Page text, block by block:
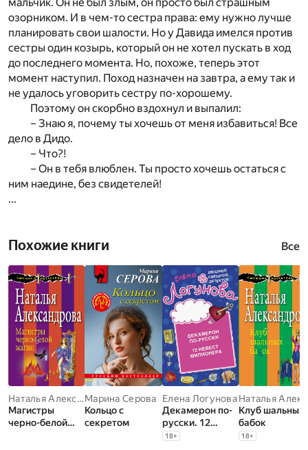
озорником. И в чем-то сестра права: ему нужно лучше
планировать свои шалости. Но у Давида имелся против
сестры один козырь, который он не хотел пускать в ход
до последнего момента. Но, похоже, теперь этот
момент наступил. Поход назначен на завтра, а ему так и
не удалось уговорить сестру по-хорошему.
Поэтому он скорбно вздохнул и выпалил:
– Знаю я, почему ты хочешь от меня избавиться! Все
дело в Дидо.
– Что?!
– Он в тебя влюблен. Ты просто хочешь остаться с
ним наедине, без свидетелей!
...
Похожие книги Все
Наталья Александрова
Магистры
черно-белой
Марина Серова
Кольцо с
секретом
Елена Логунова
Декамерон по-
русски. 12
невест
18+
Клуб шальных
бабок
18+